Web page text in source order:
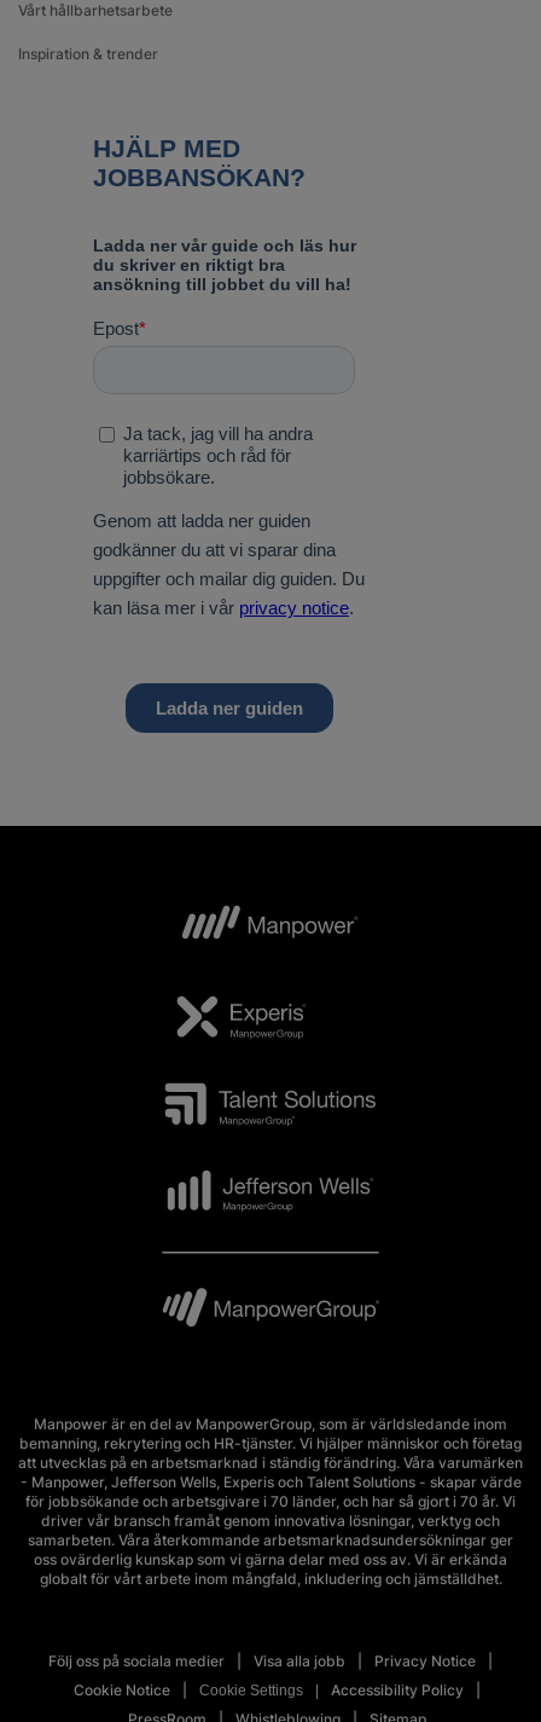
Vårt hållbarhetsarbete
Inspiration & trender
Manpower är en del av ManpowerGroup, som är världsledande inom
bemanning, rekrytering och HR-tjänster. Vi hjälper människor och företag
att utvecklas på en arbetsmarknad i ständig förändring. Våra varumärken
- Manpower, Jefferson Wells, Experis och Talent Solutions - skapar värde
för jobbsökande och arbetsgivare i 70 länder, och har så gjort i 70 år. Vi
driver vår bransch framåt genom innovativa lösningar, verktyg och
samarbeten. Våra återkommande arbetsmarknadsundersökningar ger
oss ovärderlig kunskap som vi gärna delar med oss av. Vi är erkända
globalt för vårt arbete inom mångfald, inkludering och jämställdhet.
Följ oss på sociala medier Visa alla jobb
Privacy Notice
Cookie Notice
Cookie Settings
Accessibility Policy